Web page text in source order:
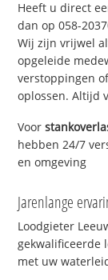
Heeft u direct
dan op 058-
Wij zijn vrijwel
opgeleide
verstoppingen
oplossen. Altijd
Voor
hebben 24/7
en omgeving
Jarenlange
Loodgieter
gekwalificeerde
met uw